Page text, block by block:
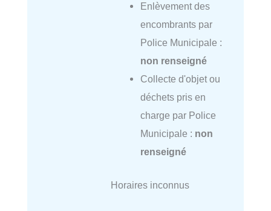
Enlèvement des
encombrants par
Police Municipale :
non renseigné
Collecte d'objet ou
déchets pris en
charge par Police
Municipale : non
renseigné
Horaires inconnus